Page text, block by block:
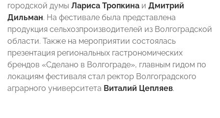
городской думы Лариса Тропкина и Дмитрий
Дильман. На фестивале была представлена
продукция сельхозпроизводителей из Волгоградской
области. Также на мероприятии состоялась
презентация региональных гастрономических
брендов «Сделано в Волгограде», главным гидом по
локациям фестиваля стал ректор Волгоградского
аграрного университета Виталий Цепляев.